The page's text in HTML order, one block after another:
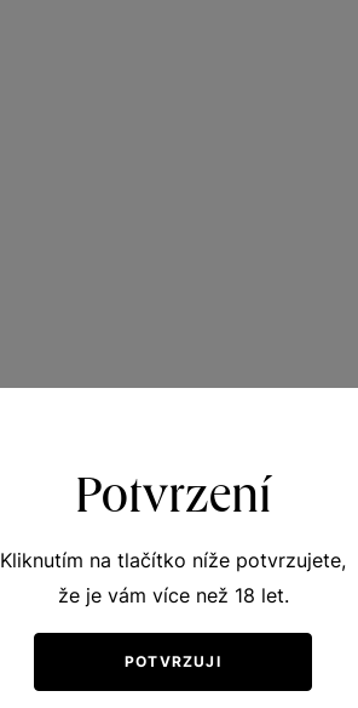
Potvrzení
Kliknutím na tlačítko níže potvrzujete,
že je vám více než 18 let.
POTVRZUJI